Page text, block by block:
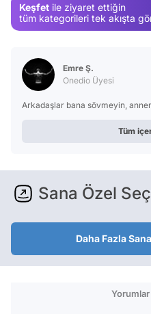
Keşfet ile ziyaret ettiğin
tüm kategorileri tek akışta
Emre Ş.
Onedio Üyesi
Arkadaşlar bana sövmeyin,
Tüm
Sana Özel
Daha Fazla
Yorumlar